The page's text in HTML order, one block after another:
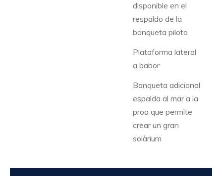
disponible en el
respaldo de la
banqueta piloto
Plataforma lateral
a babor
Banqueta adicional
espalda al mar a la
proa que permite
crear un gran
solàrium